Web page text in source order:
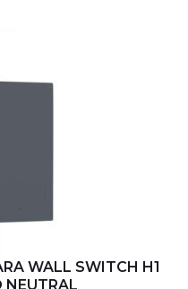
WALL SWITCH H1